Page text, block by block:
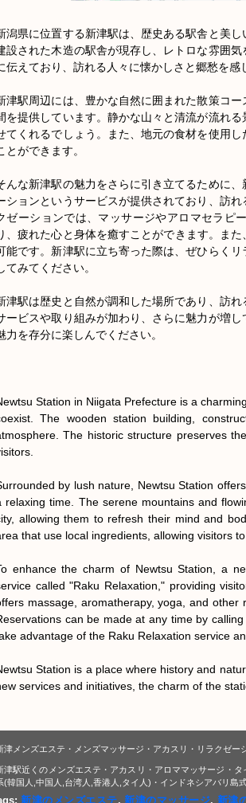
潟県に位置する新津駅は、歴史ある駅舎と美
設された木造の駅舎が現存し、レトロな雰囲
伝えており、訪れる人々に懐かしさと郷愁を感
津駅周辺には、豊かな自然に囲まれた散策コ
を提供しています。静かな山々と清流が流れ
てくれるでしょう。また、地元の食材を使用
とができます。
んな新津駅の魅力をさらに引き立てるために
ションというサービスが提供されており、訪
ゼーションでは、マッサージやアロマセラピ
、疲れた心と身体を癒すことができます。ま
能です。新津駅に立ち寄った際は、ぜひらく
てみてください。
津駅は歴史と自然が調和した場所であり、訪
ービスや取り組みが加わり、さらに魅力が増
力を存分に楽しんでください。
Station in Niigata Prefecture is a
The wooden station building,
The historic structure preserves
by lush nature, Newtsu Station
relaxing time. The serene mountains and
allowing them to refresh their mind and
that use local ingredients, allowing visitors
enhance the charm of Newtsu Station, a
called "Raku Relaxation," providing
massage, aromatherapy, yoga, and other
can be made at any time by
advantage of the Raku Relaxation service
Station is a place where history and
services and initiatives, the charm of the
津メンズエステ・メンズマッサージ・アカスリ・リラクゼ
津駅近くのメンズエステ・アカスリ・アロママッサージ・
(韓国人,中国人,台湾人,香港人,タイ人)・インドネシアバリ島
新津のメンズエステ, 新津のマッサージ, 新津